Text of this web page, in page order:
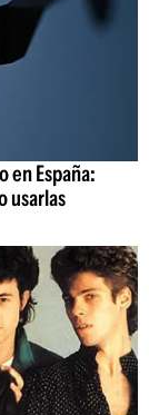
en España:
usarlas